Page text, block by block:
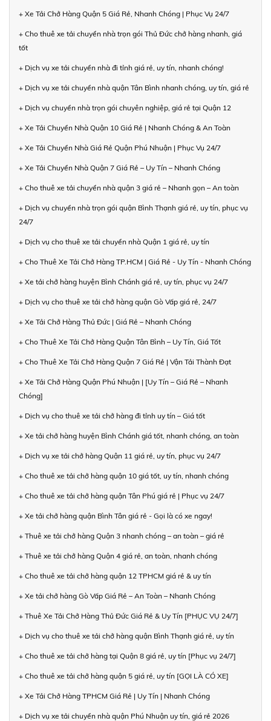
+ Xe Tải Chở Hàng Quận 5 Giá Rẻ, Nhanh Chóng | Phục Vụ 24/7
+ Cho thuê xe tải chuyển nhà trọn gói Thủ Đức chở hàng nhanh, giá
tốt
+ Dịch vụ xe tải chuyển nhà đi tỉnh giá rẻ, uy tín, nhanh chóng!
+ Dịch vụ xe tải chuyển nhà quận Tân Bình nhanh chóng, uy tín, giá rẻ
+ Dịch vụ chuyển nhà trọn gói chuyên nghiệp, giá rẻ tại Quận 12
+ Xe Tải Chuyển Nhà Quận 10 Giá Rẻ | Nhanh Chóng & An Toàn
+ Xe Tải Chuyển Nhà Giá Rẻ Quận Phú Nhuận | Phục Vụ 24/7
+ Xe Tải Chuyển Nhà Quận 7 Giá Rẻ – Uy Tín – Nhanh Chóng
+ Cho thuê xe tải chuyển nhà quận 3 giá rẻ – Nhanh gọn – An toàn
+ Dịch vụ chuyển nhà trọn gói quận Bình Thạnh giá rẻ, uy tín, phục vụ
24/7
+ Dịch vụ cho thuê xe tải chuyển nhà Quận 1 giá rẻ, uy tín
+ Cho Thuê Xe Tải Chở Hàng TP.HCM | Giá Rẻ - Uy Tín - Nhanh Chóng
+ Xe tải chở hàng huyện Bình Chánh giá rẻ, uy tín, phục vụ 24/7
+ Dịch vụ cho thuê xe tải chở hàng quận Gò Vấp giá rẻ, 24/7
+ Xe Tải Chở Hàng Thủ Đức | Giá Rẻ – Nhanh Chóng
+ Cho Thuê Xe Tải Chở Hàng Quận Tân Bình – Uy Tín, Giá Tốt
+ Cho Thuê Xe Tải Chở Hàng Quận 7 Giá Rẻ | Vận Tải Thành Đạt
+ Xe Tải Chở Hàng Quận Phú Nhuận | [Uy Tín – Giá Rẻ – Nhanh
Chóng]
+ Dịch vụ cho thuê xe tải chở hàng đi tỉnh uy tín – Giá tốt
+ Xe tải chở hàng huyện Bình Chánh giá tốt, nhanh chóng, an toàn
+ Dịch vụ xe tải chở hàng Quận 11 giá rẻ, uy tín, phục vụ 24/7
+ Cho thuê xe tải chở hàng quận 10 giá tốt, uy tín, nhanh chóng
+ Cho thuê xe tải chở hàng quận Tân Phú giá rẻ | Phục vụ 24/7
+ Xe tải chở hàng quận Bình Tân giá rẻ - Gọi là có xe ngay!
+ Thuê xe tải chở hàng Quận 3 nhanh chóng – an toàn – giá rẻ
+ Thuê xe tải chở hàng Quận 4 giá rẻ, an toàn, nhanh chóng
+ Cho thuê xe tải chở hàng quận 12 TPHCM giá rẻ & uy tín
+ Xe tải chở hàng Gò Vấp Giá Rẻ – An Toàn – Nhanh Chóng
+ Thuê Xe Tải Chở Hàng Thủ Đức Giá Rẻ & Uy Tín [PHỤC VỤ 24/7]
+ Dịch vụ cho thuê xe tải chở hàng quận Bình Thạnh giá rẻ, uy tín
+ Cho thuê xe tải chở hàng tại Quận 8 giá rẻ, uy tín [Phục vụ 24/7]
+ Cho thuê xe tải chở hàng quận 5 giá rẻ, uy tín [GỌI LÀ CÓ XE]
+ Xe Tải Chở Hàng TPHCM Giá Rẻ | Uy Tín | Nhanh Chóng
+ Dịch vụ xe tải chuyển nhà quận Phú Nhuận uy tín, giá rẻ 2026